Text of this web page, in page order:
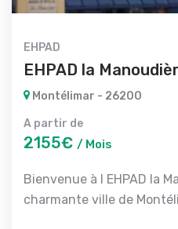
EHPAD
EHPAD la
Montélimar - 26200
A partir de
2155€ / Mois
Bienvenue à l EHPAD la
charmante ville de